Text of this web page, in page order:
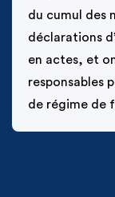
du cumul des
déclarations
en actes, et
responsables
de régime de